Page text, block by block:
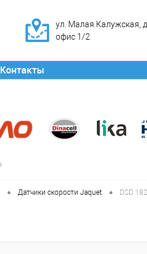
ул. Малая Калужская,
офис 1/2
Контакты
• Датчики скорости Jaquet • DSD